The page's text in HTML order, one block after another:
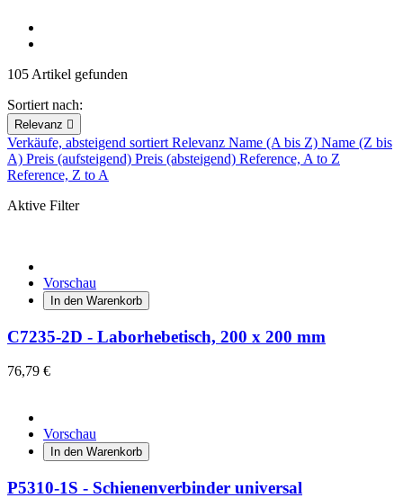
105 Artikel gefunden
Sortiert nach:
Relevanz 
Verkäufe, absteigend sortiert Relevanz Name (A bis Z) Name (Z bis
A) Preis (aufsteigend) Preis (absteigend) Reference, A to Z
Reference, Z to A
Aktive Filter
Vorschau
In den Warenkorb
C7235-2D - Laborhebetisch, 200 x 200 mm
76,79 €
Vorschau
In den Warenkorb
P5310-1S - Schienenverbinder universal